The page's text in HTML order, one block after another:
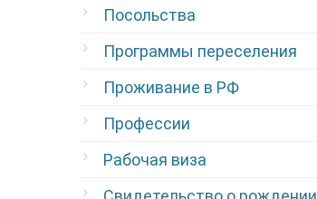
Посольства
Программы переселения
Проживание в РФ
Профессии
Рабочая виза